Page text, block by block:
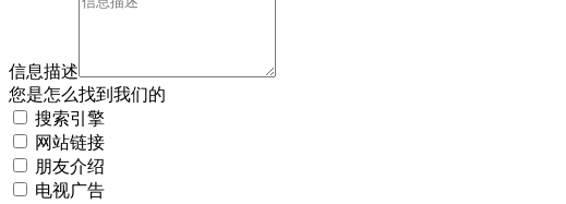
信息描述
您是怎么找到我们的
搜索引擎
网站链接
朋友介绍
电视广告